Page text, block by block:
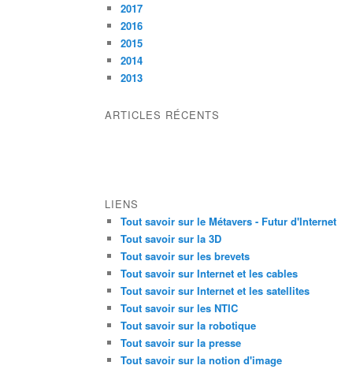
2017
2016
2015
2014
2013
ARTICLES RÉCENTS
LIENS
Tout savoir sur le Métavers - Futur d'Internet
Tout savoir sur la 3D
Tout savoir sur les brevets
Tout savoir sur Internet et les cables
Tout savoir sur Internet et les satellites
Tout savoir sur les NTIC
Tout savoir sur la robotique
Tout savoir sur la presse
Tout savoir sur la notion d'image